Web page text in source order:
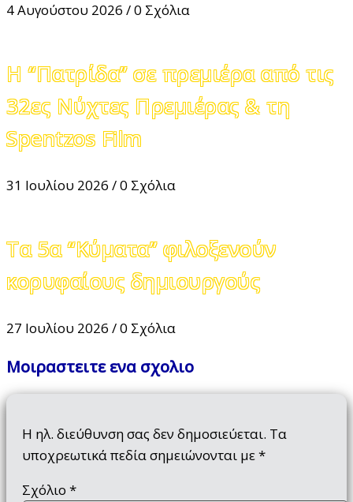
4 Αυγούστου 2026 /0 Σχόλια
Η “Πατρίδα” σε πρεμιέρα από τις
32ες Νύχτες Πρεμιέρας & τη
Spentzos Film
31 Ιουλίου 2026 /0 Σχόλια
Τα 5α “Κύματα” φιλοξενούν
κορυφαίους δημιουργούς
27 Ιουλίου 2026 /0 Σχόλια
Μοιραστειτε ενα σχολιο
Η ηλ. διεύθυνση σας δεν δημοσιεύεται. Τα
υποχρεωτικά πεδία σημειώνονται με*
Σχόλιο *